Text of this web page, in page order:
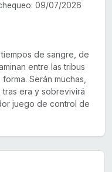
09/07/2026
de sangre, de
entre las tribus
Serán muchas,
era y sobrevivirá
juego de control de